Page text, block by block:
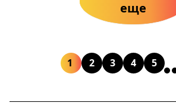
еще
1 2 3 4 5